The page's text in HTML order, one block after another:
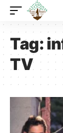
Tag:
TV